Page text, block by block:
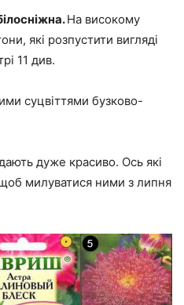
На високому
які розпустити вигляді
11 див.
суцвіттями бузково-
дуже красиво. Ось які
милуватися ними з липня